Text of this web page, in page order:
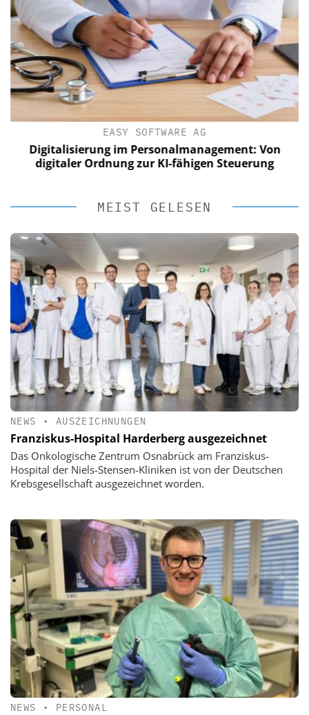
EASY SOFTWARE AG
Digitalisierung im Personalmanagement: Von
digitaler Ordnung zur KI-fähigen Steuerung
MEIST GELESEN
NEWS • AUSZEICHNUNGEN
Franziskus-Hospital Harderberg ausgezeichnet
Das Onkologische Zentrum Osnabrück am Franziskus-
Hospital der Niels-Stensen-Kliniken ist von der Deutschen
Krebsgesellschaft ausgezeichnet worden.
NEWS • PERSONAL